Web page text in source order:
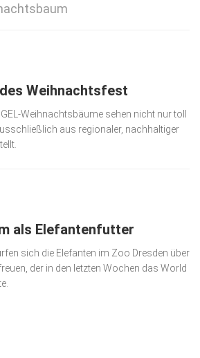
Dresden / Ostsachsen
Weihnachtsfest
Weihnachtsbäume sehen nicht nur toll
aus regionaler, nachhaltiger
als Elefantenfutter
sich die Elefanten im Zoo Dresden über
der in den letzten Wochen das World